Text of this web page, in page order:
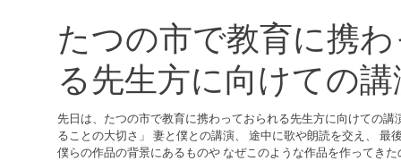
たつの市で教育に携
る先生方に向けての講
先日は、たつの市で教育に携わっておられる先生方に向けての講演会でした。 テー
ることの大切さ」 妻と僕との講演、 途中に歌や朗読を交え、 最後は『LIFEいのち』の平面版の上映
僕らの作品の背景にあるものや なぜこのような作品を作っ